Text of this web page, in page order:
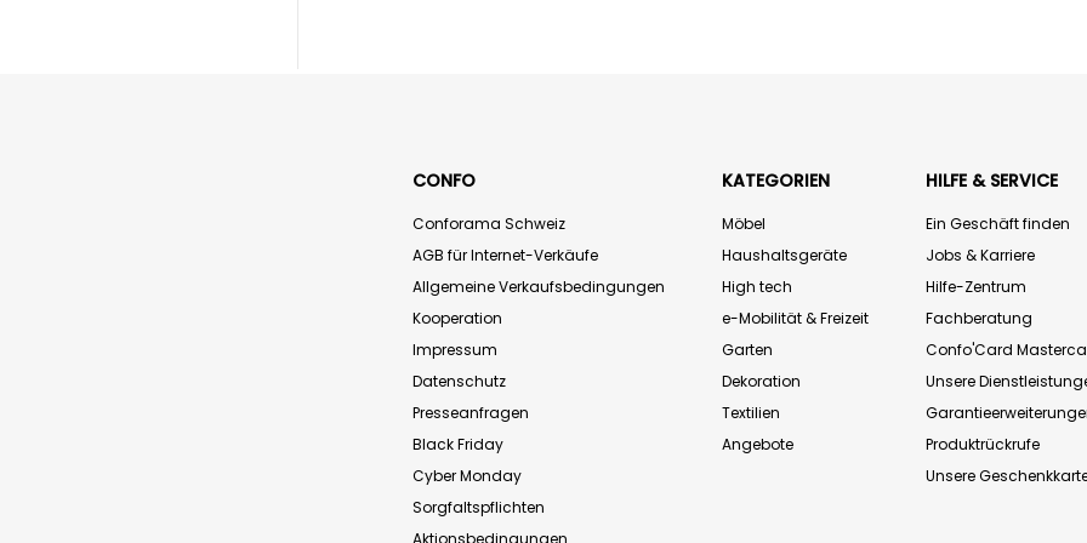
CONFO
Conforama Schweiz
AGB für Internet-Verkäufe
Allgemeine Verkaufsbedingungen
Kooperation
Impressum
Datenschutz
Presseanfragen
Black Friday
Cyber Monday
Sorgfaltspflichten
KATEGORIEN
Möbel
Haushaltsgeräte
High tech
e-Mobilität & Freizeit
Garten
Dekoration
Textilien
Angebote
HILFE & SERVICE
Ein Geschäft finden
Jobs & Karriere
Hilfe-Zentrum
Fachberatung
Confo'Card
Unsere
Produktrückrufe
Unsere